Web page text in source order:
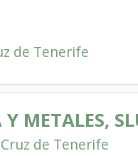
de Tenerife
METALES,
de Tenerife